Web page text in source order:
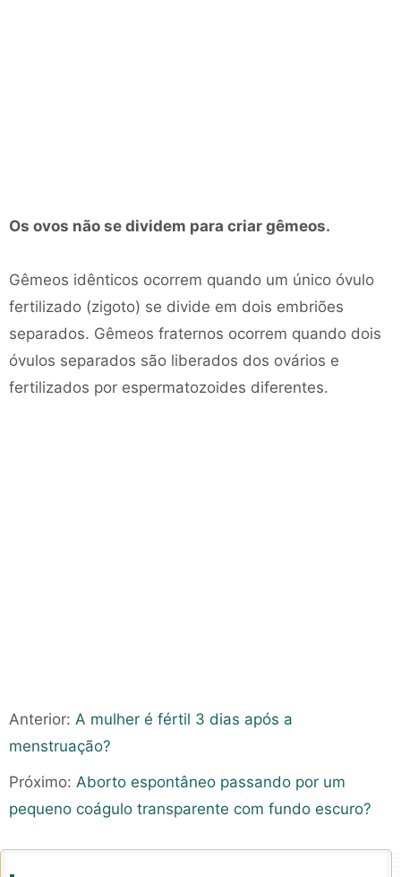
Os ovos não se dividem para criar gêmeos.
Gêmeos idênticos ocorrem quando um único óvulo
fertilizado (zigoto) se divide em dois embriões
separados. Gêmeos fraternos ocorrem quando dois
óvulos separados são liberados dos ovários e
fertilizados por espermatozoides diferentes.
Anterior: A mulher é fértil 3 dias após a
menstruação?
Próximo: Aborto espontâneo passando por um
pequeno coágulo transparente com fundo escuro?